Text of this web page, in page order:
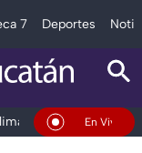
7 Deportes
DeportesEn Vivo